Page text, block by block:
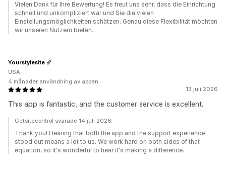
Vielen Dank für Ihre Bewertung! Es freut uns sehr, dass die Einrichtung
schnell und unkompliziert war und Sie die vielen
Einstellungsmöglichkeiten schätzen. Genau diese Flexibilität möchten
wir unseren Nutzern bieten.
13 juli 2026
This app is fantastic, and the customer service is excellent.
Yourstylesite
USA
4 månader användning av appen
Getsitecontrol svarade 14 juli 2026
Thank you! Hearing that both the app and the support experience
stood out means a lot to us. We work hard on both sides of that
equation, so it's wonderful to hear it's making a difference.